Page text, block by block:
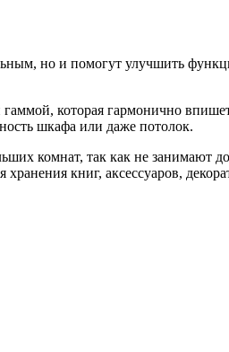
но и помогут улучшить
которая гармонично
шкафа или даже потолок.
комнат, так как не занимают
книг, аксессуаров,